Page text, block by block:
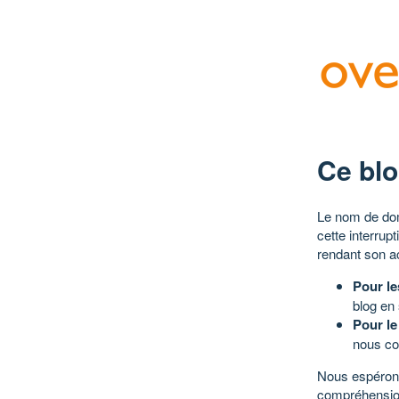
Ce
Le nom de
cette
rendant son
Pour
blog
Pour
nous
Nous